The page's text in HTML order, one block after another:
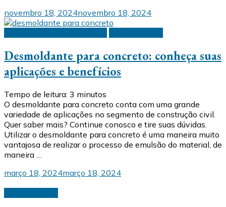
novembro 18, 2024novembro 18, 2024
Desmoldante para concreto: conheça suas
aplicações e benefícios
Tempo de leitura: 3 minutos
O desmoldante para concreto conta com uma grande
variedade de aplicações no segmento de construção civil.
Quer saber mais? Continue conosco e tire suas dúvidas.
Utilizar o desmoldante para concreto é uma maneira muito
vantajosa de realizar o processo de emulsão do material, de
maneira …
março 18, 2024março 18, 2024